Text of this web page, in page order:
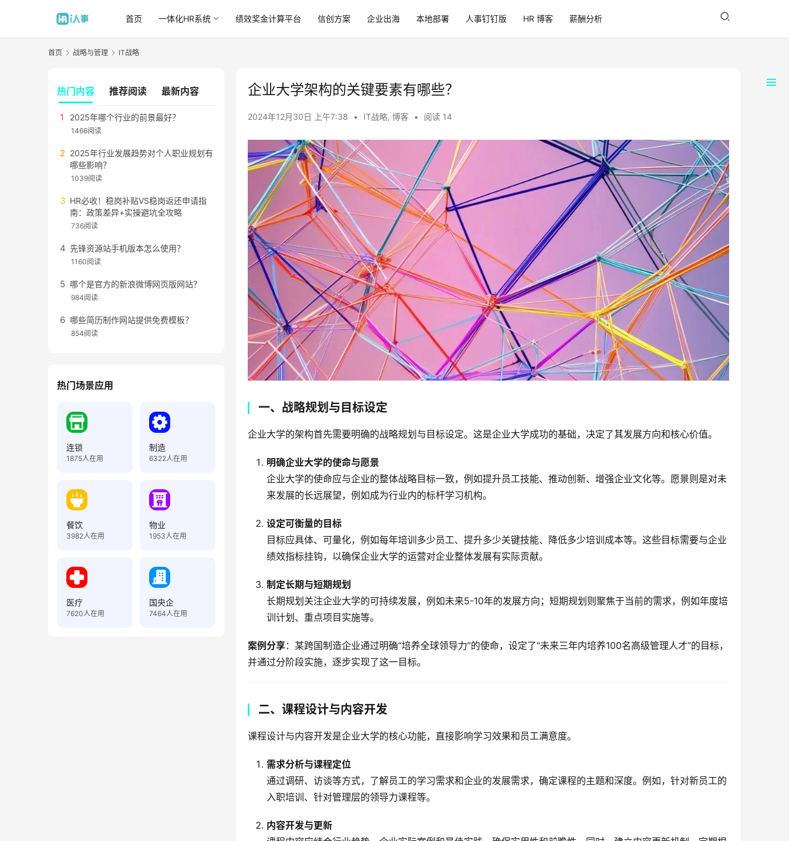
首页 一体化HR系统 绩效奖金计算平台 信创方案 企业出海 本地部署 人事钉钉版 HR 博客 薪酬分析
首页 战略与管理 IT战略
企业大学架构的关键要素有哪些？
2024年12月30日 上午7:38 • IT战略, 博客 • 阅读 14
一、战略规划与目标设定
企业大学的架构首先需要明确的战略规划与目标设定。这是企业大学成功的基础，决定了其发展方向和核心价值。
明确企业大学的使命与愿景
企业大学的使命应与企业的整体战略目标一致，例如提升员工技能、推动创新、增强企业文化等。愿景则是对未
来发展的长远展望，例如成为行业内的标杆学习机构。
设定可衡量的目标
目标应具体、可量化，例如每年培训多少员工、提升多少关键技能、降低多少培训成本等。这些目标需要与企业
绩效指标挂钩，以确保企业大学的运营对企业整体发展有实际贡献。
制定长期与短期规划
长期规划关注企业大学的可持续发展，例如未来5-10年的发展方向；短期规划则聚焦于当前的需求，例如年度培
训计划、重点项目实施等。
案例分享：某跨国制造企业通过明确“培养全球领导力”的使命，设定了“未来三年内培养100名高级管理人才”的目标，
并通过分阶段实施，逐步实现了这一目标。
二、课程设计与内容开发
课程设计与内容开发是企业大学的核心功能，直接影响学习效果和员工满意度。
需求分析与课程定位
通过调研、访谈等方式，了解员工的学习需求和企业的发展需求，确定课程的主题和深度。例如，针对新员工的
入职培训、针对管理层的领导力课程等。
内容开发与更新
热门内容 推荐阅读 最新内容
2025年哪个行业的前景最好？
1466阅读
2025年行业发展趋势对个人职业规划有
哪些影响？
1039阅读
HR必收！稳岗补贴VS稳岗返还申请指
南：政策差异+实操避坑全攻略
736阅读
先锋资源站手机版本怎么使用？
1160阅读
哪个是官方的新浪微博网页版网站？
984阅读
哪些简历制作网站提供免费模板？
854阅读
热门场景应用
连锁
1875人在用
制造
6322人在用
餐饮
3982人在用
物业
1953人在用
医疗
7620人在用
国央企
7464人在用